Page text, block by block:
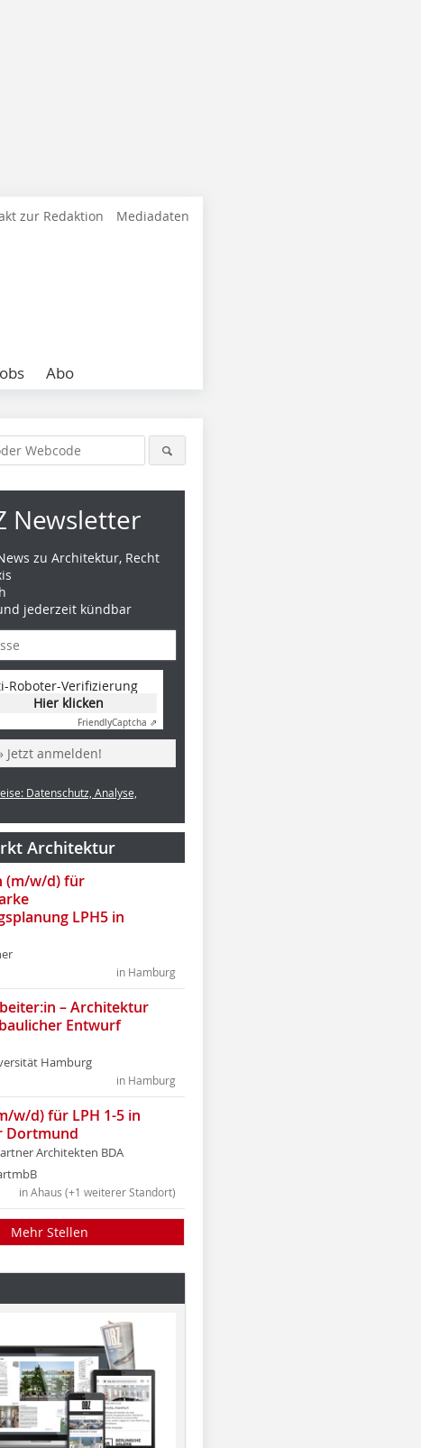
zur Redaktion Mediadaten
Abo
Newsletter
zu Architektur, Recht
jederzeit kündbar
Roboter-Verifizierung
Hier klicken
FriendlyCaptcha ⇗
Jetzt anmelden!
Datenschutz, Analyse,
Architektur
(m/w/d) für
LPH5 in
in Hamburg
– Architektur
Entwurf
Hamburg
in Hamburg
w/d) für LPH 1-5 in
Dortmund
Architekten BDA
in Ahaus (+1 weiterer Standort)
Mehr Stellen